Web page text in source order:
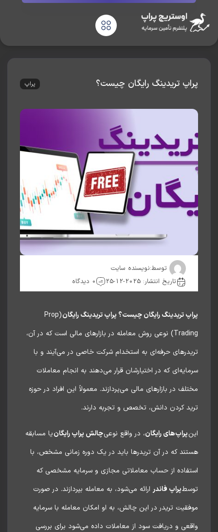
تریدینگ رایگان چیست؟
توسط: نویسنده سایت
تاریخ انتشار: 2025-12-25
0 دیدگاه
تریدینگ رایگان چیست؟ پراپ تریدینگ رایگان (Prop
Trading) نوعی روش معامله در بازارهای مالی است که در آن،
حرفه‌ای به استخدام شرکت خاصی در می‌آیند و با
که در اختیارشان قرار می‌دهند به انجام معاملات
در بازارهای مالی می‌پردازند. معمولاً این افراد در حوزه
کردن دانش، تخصص و تجربه دارند.
پراپ‌های رایگان، در واقع نوعیچالش پراپ رایگانیا مسابقه
که در آن تریدرها باید در یک دوره زمانی مشخص، با
از حساب معاملاتی مجازی و سرمایه مشخصی که
پراپ فاندرارائه می‌شود، به معامله بپردازند. در صورت
تریدر در این چالش، به او امکان معامله با سرمایه
و دریافت سود از معاملات داده می‌شود برای بررسی